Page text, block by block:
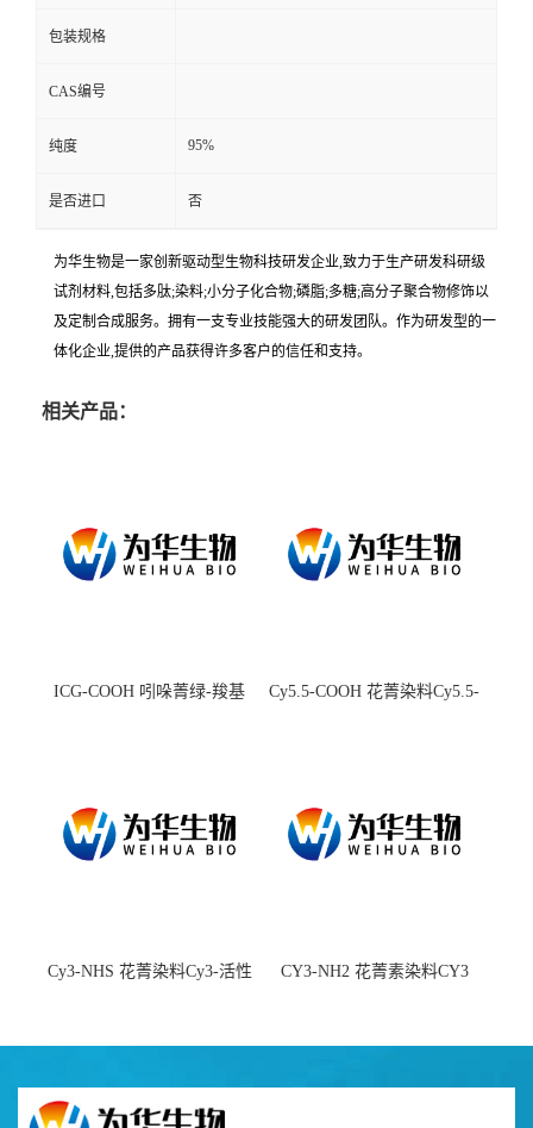
包装规格
CAS编号
纯度 95%
是否进口 否
为华生物是一家创新驱动型生物科技研发企业,致力于生产研发科研级
试剂材料,包括多肽;染料;小分子化合物;磷脂;多糖;高分子聚合物修饰以
及定制合成服务。拥有一支专业技能强大的研发团队。作为研发型的一
体化企业,提供的产品获得许多客户的信任和支持。
相关产品：
ICG-COOH 吲哚菁绿-羧基
Cy5.5-COOH 花菁染料Cy5.5-
Cy3-NHS 花菁染料Cy3-活性
CY3-NH2 花菁素染料CY3